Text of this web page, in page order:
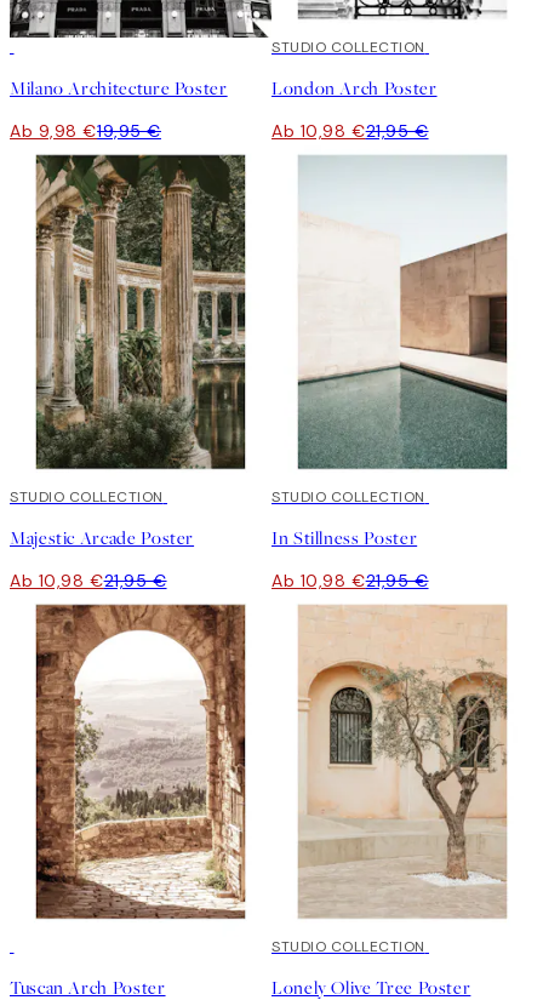
Milano Architecture Poster
Ab 9,98 €19,95 €
50%*
STUDIO COLLECTION
London Arch Poster
Ab 10,98 €21,95 €
50%*
STUDIO COLLECTION
Majestic Arcade Poster
Ab 10,98 €21,95 €
50%*
STUDIO COLLECTION
In Stillness Poster
Ab 10,98 €21,95 €
Tuscan Arch Poster
50%*
STUDIO COLLECTION
Lonely Olive Tree Poster